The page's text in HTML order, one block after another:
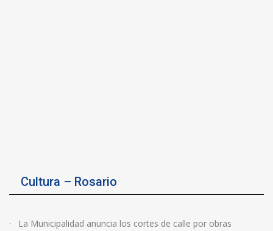
Cultura – Rosario
La Municipalidad anuncia los cortes de calle por obras